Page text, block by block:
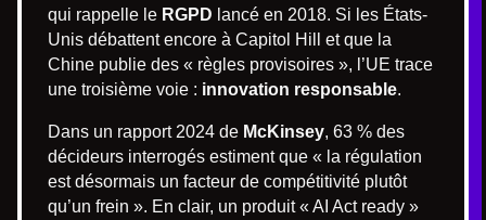
qui rappelle le RGPD lancé en 2018. Si les États-
Unis débattent encore à Capitol Hill et que la
Chine publie des « règles provisoires », l’UE trace
une troisième voie : innovation responsable.
Dans un rapport 2024 de McKinsey, 63 % des
décideurs interrogés estiment que « la régulation
est désormais un facteur de compétitivité plutôt
qu’un frein ». En clair, un produit « AI Act ready »